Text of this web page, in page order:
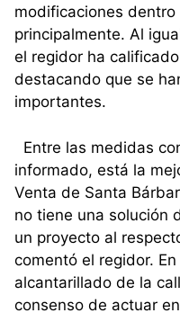
modificaciones dentro
principalmente. Al
el regidor ha
destacando que se
importantes.
Entre las medidas
informado, está la
Venta de Santa
no tiene una solución
un proyecto al
comentó el regidor.
alcantarillado de la
consenso de actuar